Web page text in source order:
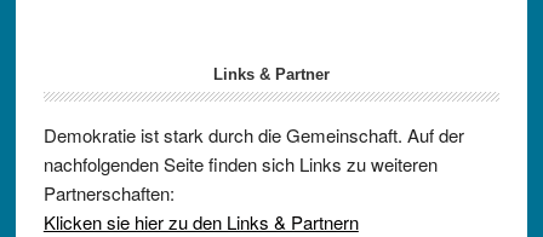
Links & Partner
Demokratie ist stark durch die Gemeinschaft. Auf der
nachfolgenden Seite finden sich Links zu weiteren
Partnerschaften:
Klicken sie hier zu den Links & Partnern